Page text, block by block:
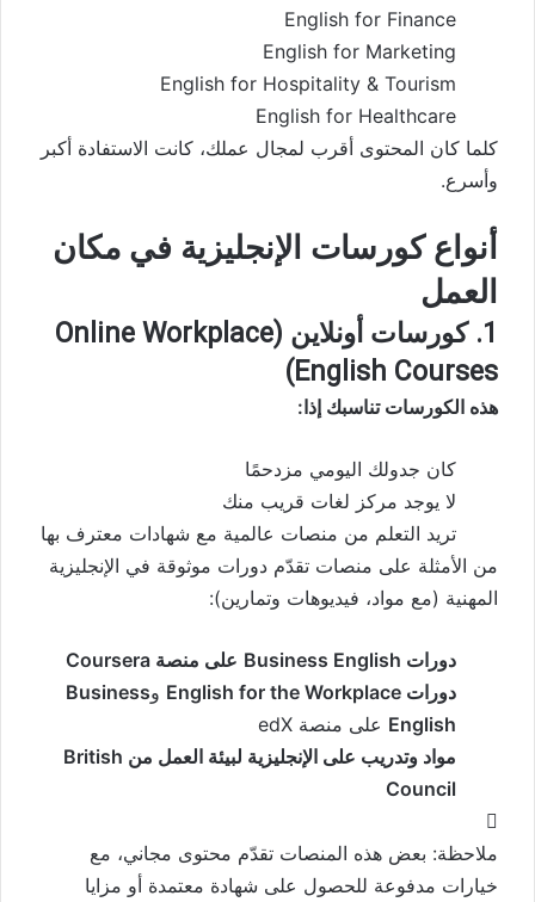
English for Finance
English for Marketing
English for Hospitality & Tourism
English for Healthcare
كلما كان المحتوى أقرب لمجال عملك، كانت الاستفادة أكبر
وأسرع.
أنواع كورسات الإنجليزية في مكان
العمل
1. كورسات أونلاين (Online Workplace
English Courses)
هذه الكورسات تناسبك إذا:
كان جدولك اليومي مزدحمًا
لا يوجد مركز لغات قريب منك
تريد التعلم من منصات عالمية مع شهادات معترف بها
من الأمثلة على منصات تقدّم دورات موثوقة في الإنجليزية
المهنية (مع مواد، فيديوهات وتمارين):
دورات Business English
على منصة Coursera
دورات English for the Workplace
وBusiness
English على منصة edX
مواد وتدريب على الإنجليزية لبيئة العمل من British
Council
ملاحظة: بعض هذه المنصات تقدّم محتوى مجاني، مع
خيارات مدفوعة للحصول على شهادة معتمدة أو مزايا